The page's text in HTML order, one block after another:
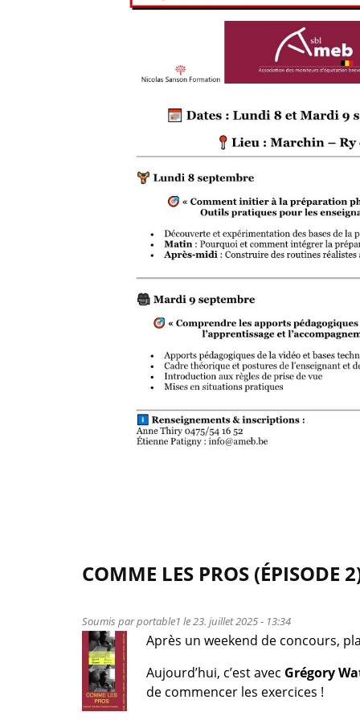
COMME LES PROS (ÉPISODE
Soumis parportable1 le 23. juillet 2025 - 13:34
Après un weekend de concours,
Aujourd’hui, c’est avec Grégory
de commencer les exercices !